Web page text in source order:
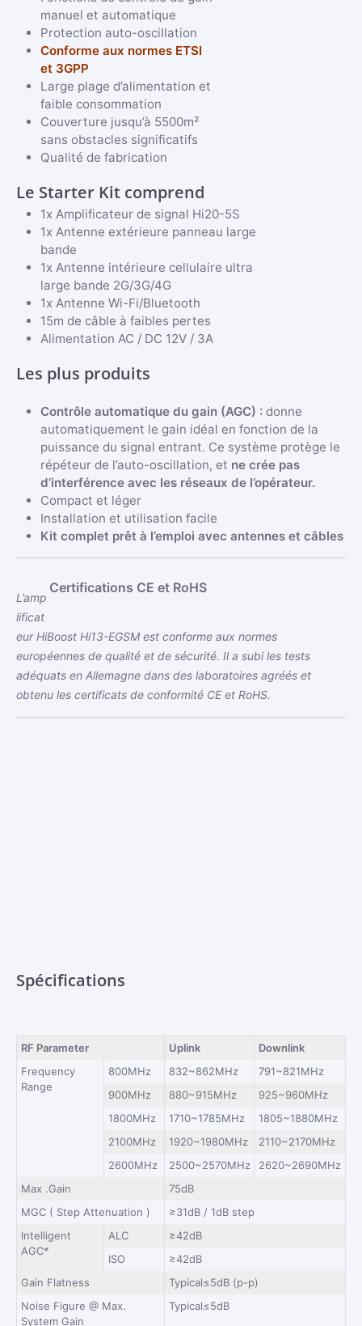
manuel et automatique
Protection auto-oscillation
Conforme aux normes ETSI
et 3GPP
Large plage d’alimentation et
faible consommation
Couverture jusqu’à 5500m²
sans obstacles significatifs
Qualité de fabrication
Le Starter Kit comprend
1x Amplificateur de signal Hi20-5S
1x Antenne extérieure panneau large
bande
1x Antenne intérieure cellulaire ultra
large bande 2G/3G/4G
1x Antenne Wi-Fi/Bluetooth
15m de câble à faibles pertes
Alimentation AC / DC 12V / 3A
Les plus produits
Contrôle automatique du gain (AGC) : donne
automatiquement le gain idéal en fonction de la
puissance du signal entrant. Ce système protège le
répéteur de l’auto-oscillation, et ne crée pas
d’interférence avec les réseaux de l’opérateur.
Compact et léger
Installation et utilisation facile
Kit complet prêt à l’emploi avec antennes et câbles
Certifications CE et RoHS
L’amp
lificat
eur HiBoost Hi13-EGSM est conforme aux normes
européennes de qualité et de sécurité. Il a subi les tests
adéquats en Allemagne dans des laboratoires agréés et
obtenu les certificats de conformité CE et RoHS.
Spécifications
RF Parameter Uplink
Downlink
­Frequency
Range
800MHz 832~862MHz
791~821MHz
900MHz
880~915MHz
925~960MHz
1800MHz
1710~1785MHz
1805~1880MHz
2100MHz
1920~1980MHz
2110~2170MHz
2600MHz
2500~2570MHz
2620~2690MHz
Max .Gain
75dB
MGC ( Step Attenuation )
≥31dB / 1dB step
Intelligent
AGC*
ALC
≥42dB
ISO
≥42dB
Gain Flatness
Typical≤5dB (p-p)
Noise Figure @ Max.
System Gain
Typical≤5dB